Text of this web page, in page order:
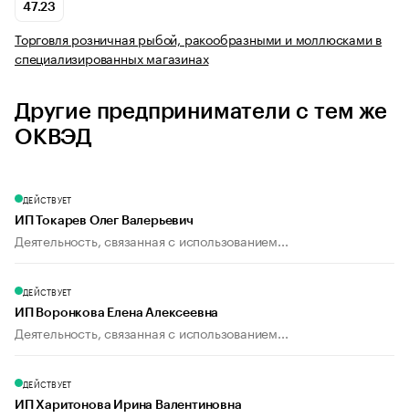
47.23
Торговля розничная рыбой, ракообразными и моллюсками в
специализированных магазинах
Другие предприниматели с тем же
ОКВЭД
ДЕЙСТВУЕТ
ИП Токарев Олег Валерьевич
Деятельность, связанная с использованием...
ДЕЙСТВУЕТ
ИП Воронкова Елена Алексеевна
Деятельность, связанная с использованием...
ДЕЙСТВУЕТ
ИП Харитонова Ирина Валентиновна